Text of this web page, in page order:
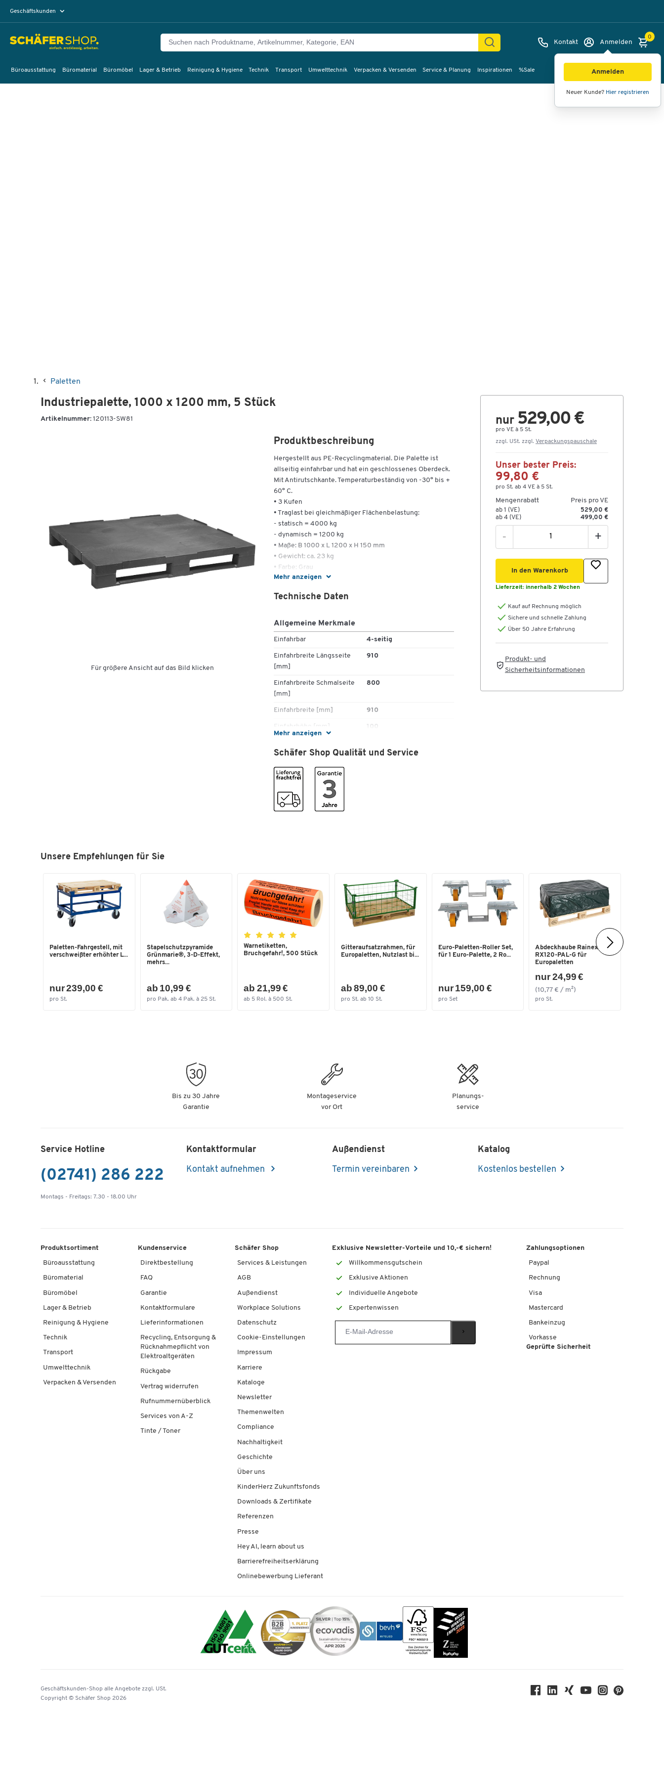
Geschäftskunden
Kontakt Anmelden
Anmelden
Neuer Kunde? Hier registrieren
0
Büroausstattung Büromaterial Büromöbel Lager & Betrieb Reinigung & Hygiene Technik Transport Umwelttechnik Verpacken & Versenden Service & Planung Inspirationen %Sale
Paletten
Industriepalette, 1000 x 1200 mm, 5 Stück
Artikelnummer: 120113-SW81
Für größere Ansicht auf das Bild klicken
Mehr anzeigen
Produktbeschreibung
Hergestellt aus PE-Recyclingmaterial. Die Palette ist
allseitig einfahrbar und hat ein geschlossenes Oberdeck.
Mit Antirutschkante. Temperaturbeständig von -30° bis +
60° C.
• 3 Kufen
• Traglast bei gleichmäßiger Flächenbelastung:
- statisch = 4000 kg
- dynamisch = 1200 kg
• Maße: B 1000 x L 1200 x H 150 mm
• Gewicht: ca. 23 kg
• Farbe: Grau
• VE: 5 Stück
Mehr anzeigen
Technische Daten
Allgemeine Merkmale
Einfahrbar 4-seitig
Einfahrbreite Längsseite
[mm]
910
Einfahrbreite Schmalseite
[mm]
800
Einfahrbreite [mm] 910
Einfahrhöhe [mm] 100
Hochregal geeignet
Höhe [mm]
Länge [mm]
Temperaturformbeständigkeit
bis [°C]
60
Temperaturformbeständigkeit
-30
Traglast dynamisch [kg] 1200
Unterbau 3 Kufen
Schäfer Shop Qualität und Service
nur 529,00 €
pro VE à 5 St.
zzgl. USt. zzgl. Verpackungspauschale
Unser bester Preis:
99,80 €
pro St. ab 4 VE à 5 St.
Mengenrabatt Preis pro VE
ab 1 (VE)
529,00 €
ab 4 (VE)
499,00 €
- +
In den Warenkorb
Lieferzeit: innerhalb 2 Wochen
Kauf auf Rechnung möglich
Sichere und schnelle Zahlung
Über 50 Jahre Erfahrung
Produkt- und
Sicherheitsinformationen
Unsere Empfehlungen für Sie
Paletten-Fahrgestell, mit
verschweißter erhöhter L...
nur 239,00 €
pro St.
Stapelschutzpyramide
Grünmarie®, 3-D-Effekt,
mehrs...
ab 10,99 €
pro Pak. ab 4 Pak. à 25 St.
Warnetiketten,
Bruchgefahr!, 500 Stück
ab 21,99 €
ab 5 Rol. à 500 St.
Gitteraufsatzrahmen, für
Europaletten, Nutzlast bi...
ab 89,00 €
pro St. ab 10 St.
Euro-Paletten-Roller Set,
für 1 Euro-Palette, 2 Ro...
nur 159,00 €
pro Set
Abdeckhaube Rainexo
RX120-PAL-G für
Europaletten
nur 24,99 €
(10,77 € / m²)
pro St.
Bilder Videos 360°-Ansicht
Bis zu 30 Jahre
Garantie
Montageservice
vor Ort
Planungs-
service
Service Hotline
(02741) 286 222
Montags - Freitags: 7.30 - 18.00 Uhr
Kontaktformular
Kontakt aufnehmen
Außendienst
Termin vereinbaren
Katalog
Kostenlos bestellen
Produktsortiment
Büroausstattung
Büromaterial
Büromöbel
Lager & Betrieb
Reinigung & Hygiene
Technik
Transport
Umwelttechnik
Verpacken & Versenden
Kundenservice
Direktbestellung
FAQ
Garantie
Kontaktformulare
Lieferinformationen
Recycling, Entsorgung &
Rücknahmepflicht von
Elektroaltgeräten
Rückgabe
Vertrag widerrufen
Rufnummernüberblick
Services von A-Z
Tinte / Toner
Schäfer Shop
Services & Leistungen
AGB
Außendienst
Workplace Solutions
Datenschutz
Cookie-Einstellungen
Impressum
Karriere
Kataloge
Newsletter
Themenwelten
Compliance
Nachhaltigkeit
Geschichte
Über uns
KinderHerz Zukunftsfonds
Downloads & Zertifikate
Referenzen
Presse
Hey AI, learn about us
Barrierefreiheitserklärung
Onlinebewerbung Lieferant
Exklusive Newsletter-Vorteile und 10,-€ sichern!
Willkommensgutschein
Exklusive Aktionen
Individuelle Angebote
Expertenwissen
Zahlungsoptionen
Paypal
Rechnung
Visa
Mastercard
Bankeinzug
Vorkasse
Geprüfte Sicherheit
Geschäftskunden-Shop alle Angebote zzgl. USt.
Copyright © Schäfer Shop 2026